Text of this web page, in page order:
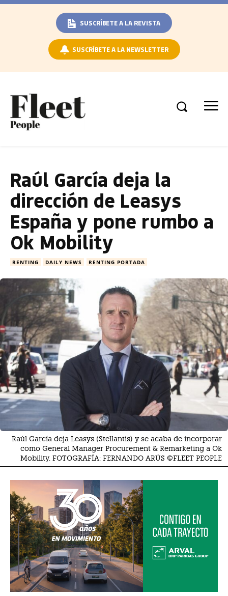
SUSCRÍBETE A LA REVISTA
SUSCRÍBETE A LA NEWSLETTER
Raúl García deja la
dirección de Leasys
España y pone rumbo a
Ok Mobility
RENTING DAILY NEWS RENTING PORTADA
Raúl García deja Leasys (Stellantis) y se acaba de incorporar
como General Manager Procurement & Remarketing a Ok
Mobility. FOTOGRAFÍA: FERNANDO ARÚS ©FLEET PEOPLE